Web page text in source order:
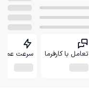
تعامل با کارفرما سرعت عمل